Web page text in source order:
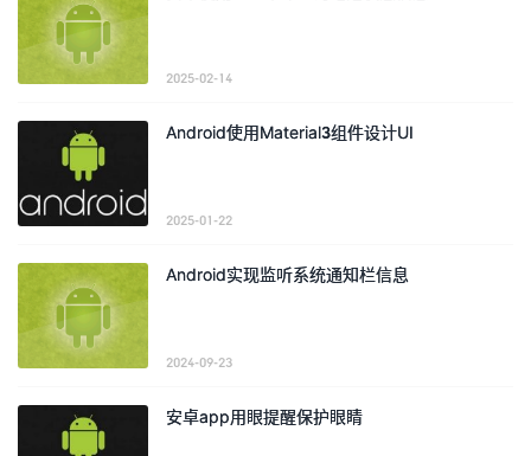
2025-02-14
Android使用Material3组件设计UI
2025-01-22
Android实现监听系统通知栏信息
2024-09-23
安卓app用眼提醒保护眼睛